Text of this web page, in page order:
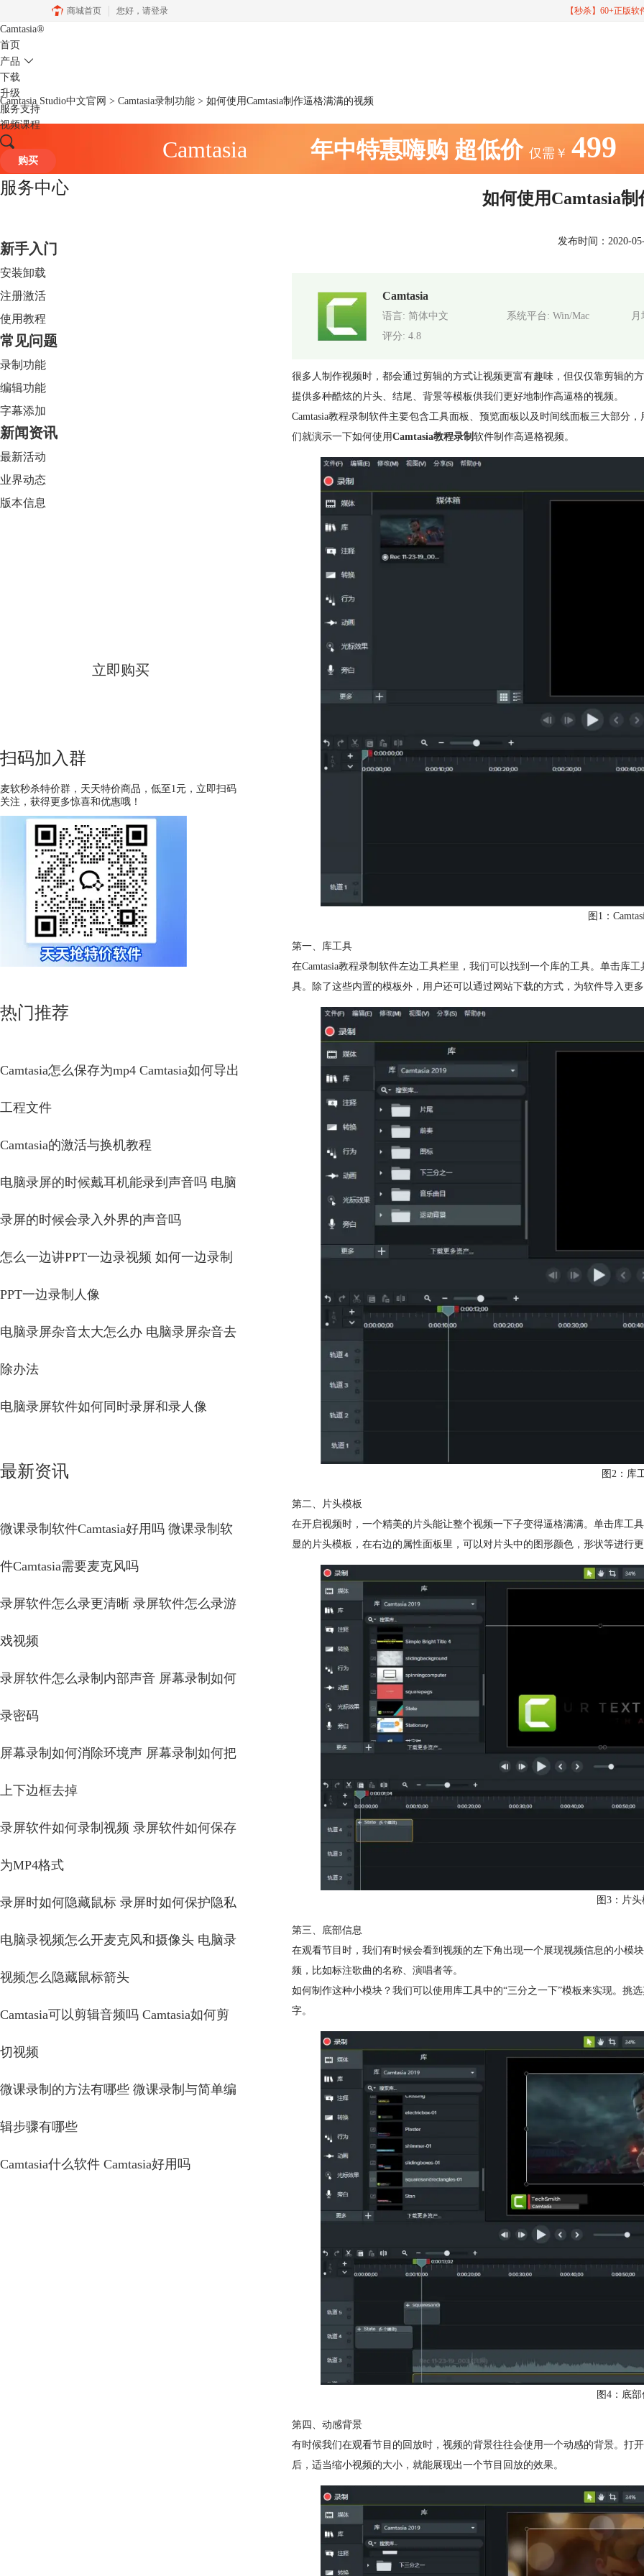
商城首页 您好， 请登录 【秒杀】60+正版
Camtasia®
首页
产品
下载
升级
服务支持
视频课程
购买
Camtasia Studio中文官网 > Camtasia录制功能 > 如何使用Camtasia制作逼格满满的视频
Camtasia 年中特惠嗨购 超低价 仅需￥ 499
服务中心
新手入门
安装卸载
注册激活
使用教程
常见问题
录制功能
编辑功能
字幕添加
新闻资讯
最新活动
业界动态
版本信息
立即购买
扫码加入群
麦软秒杀特价群，天天特价商品，低至1元，立即扫码
关注，获得更多惊喜和优惠哦！
热门推荐
Camtasia怎么保存为mp4 Camtasia如何导出
工程文件
Camtasia的激活与换机教程
电脑录屏的时候戴耳机能录到声音吗 电脑
录屏的时候会录入外界的声音吗
怎么一边讲PPT一边录视频 如何一边录制
PPT一边录制人像
电脑录屏杂音太大怎么办 电脑录屏杂音去
除办法
电脑录屏软件如何同时录屏和录人像
最新资讯
微课录制软件Camtasia好用吗 微课录制软
件Camtasia需要麦克风吗
录屏软件怎么录更清晰 录屏软件怎么录游
戏视频
录屏软件怎么录制内部声音 屏幕录制如何
录密码
屏幕录制如何消除环境声 屏幕录制如何把
上下边框去掉
录屏软件如何录制视频 录屏软件如何保存
为MP4格式
录屏时如何隐藏鼠标 录屏时如何保护隐私
电脑录视频怎么开麦克风和摄像头 电脑录
视频怎么隐藏鼠标箭头
Camtasia可以剪辑音频吗 Camtasia如何剪
切视频
微课录制的方法有哪些 微课录制与简单编
辑步骤有哪些
Camtasia什么软件 Camtasia好用吗
如何使用Camtasia
发布时间：2020-
Camtasia
语言: 简体中文 系统平台: Win/Mac
月
评分: 4.8
很多人制作视频时，都会通过剪辑的方式让视频更富有趣味，但仅仅靠剪辑的
提供多种酷炫的片头、结尾、背景等模板供我们更好地制作高逼格的视频。
Camtasia教程录制软件主要包含工具面板、预览面板以及时间线面板三大部分
们就演示一下如何使用Camtasia教程录制 软件制作高逼格视频。
图1：
第一、库工具
在Camtasia教程录制软件左边工具栏里，我们可以找到一个库的工具。单击库
具。除了这些内置的模板外，用户还可以通过网站下载的方式，为软件导入更
图2：库
第二、片头模板
在开启视频时，一个精美的片头能让整个视频一下子变得逼格满满。单击库工
显的片头模板，在右边的属性面板里，可以对片头中的图形颜色，形状等进行
图3：片
第三、底部信息
在观看节目时，我们有时候会看到视频的左下角出现一个展现视频信息的小模
频，比如标注歌曲的名称、演唱者等。
如何制作这种小模块？我们可以使用库工具中的“三分之一下”模板来实现。挑
字。
图4：底
第四、动感背景
有时候我们在观看节目的回放时，视频的背景往往会使用一个动感的背景。打
后，适当缩小视频的大小，就能展现出一个节目回放的效果。